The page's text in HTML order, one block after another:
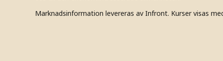
Marknadsinformation levereras av Infront. Kurser visas